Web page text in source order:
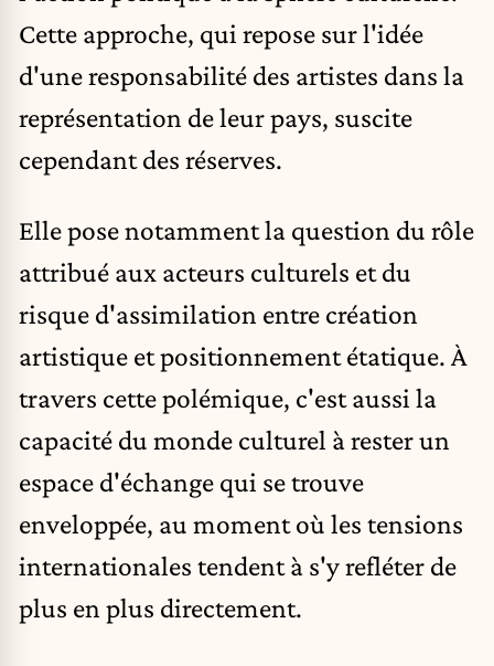
Cette approche, qui repose sur l'idée
d'une responsabilité des artistes dans la
représentation de leur pays, suscite
cependant des réserves.
Elle pose notamment la question du rôle
attribué aux acteurs culturels et du
risque d'assimilation entre création
artistique et positionnement étatique. À
travers cette polémique, c'est aussi la
capacité du monde culturel à rester un
espace d'échange qui se trouve
enveloppée, au moment où les tensions
internationales tendent à s'y refléter de
plus en plus directement.